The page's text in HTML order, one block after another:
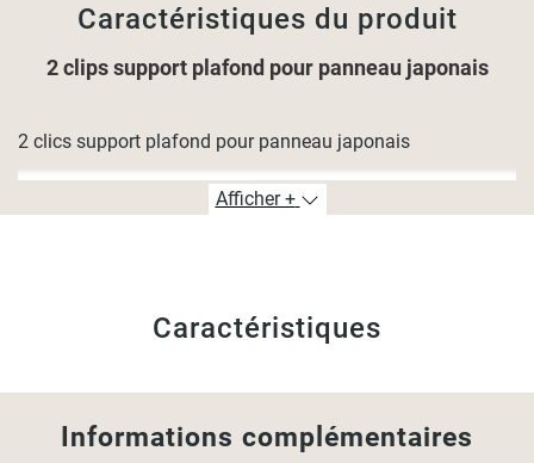
Caractéristiques du produit
2 clips support plafond pour panneau japonais
2 clics support plafond pour panneau japonais
Afficher +
Caractéristiques
Informations complémentaires